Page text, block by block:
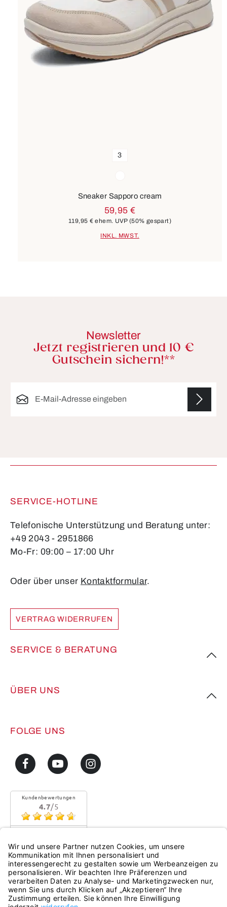
3
Sneaker Sapporo cream
59,95 €
119,95 € ehem. UVP(50% gespart)
INKL. MWST.
Newsletter
Jetzt registrieren und 10 €
Gutschein sichern!**
SERVICE-HOTLINE
Telefonische Unterstützung und Beratung unter:
+49 2043 - 2951866
Mo-Fr: 09:00 – 17:00 Uhr
Oder über unser Kontaktformular.
VERTRAG WIDERRUFEN
SERVICE & BERATUNG
ÜBER UNS
FOLGE UNS
Kundenbewertungen
4.7/5
eKomi